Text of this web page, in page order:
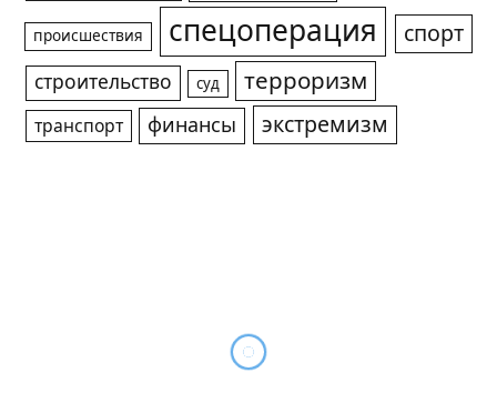
происшествия спецоперация спорт
строительство суд терроризм
транспорт финансы экстремизм